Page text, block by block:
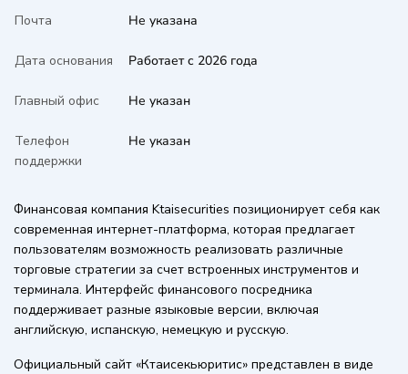
Почта Не указана
Дата основания Работает с 2026 года
Главный офис Не указан
Телефон
поддержки
Не указан
Финансовая компания Ktaisecurities позиционирует себя как
современная интернет-платформа, которая предлагает
пользователям возможность реализовать различные
торговые стратегии за счет встроенных инструментов и
терминала. Интерфейс финансового посредника
поддерживает разные языковые версии, включая
английскую, испанскую, немецкую и русскую.
Официальный сайт «Ктаисекьюритис» представлен в виде